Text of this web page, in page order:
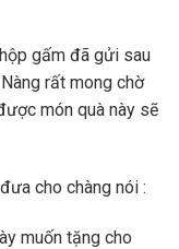
gấm đã gửi sau
rất mong chờ
món quà này sẽ
cho chàng nói :
muốn tặng cho